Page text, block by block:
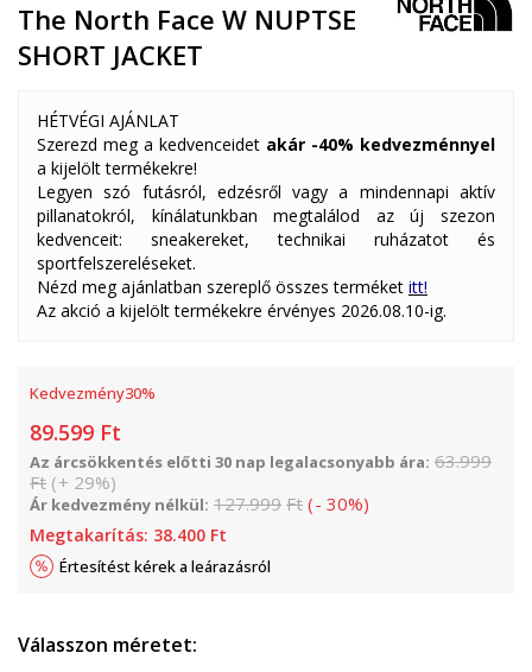
The North Face W NUPTSE
SHORT JACKET
HÉTVÉGI AJÁNLAT
Szerezd meg a kedvenceidet akár -40% kedvezménnyel
a kijelölt termékekre!
Legyen szó futásról, edzésről vagy a mindennapi aktív
pillanatokról, kínálatunkban megtalálod az új szezon
kedvenceit: sneakereket, technikai ruházatot és
sportfelszereléseket.
Nézd meg ajánlatban szereplő összes terméket itt!
Az akció a kijelölt termékekre érvényes 2026.08.10-ig.
Kedvezmény30%
89.599 Ft
Az árcsökkentés előtti 30 nap legalacsonyabb ára: 63.999
Ft (+ 29%)
Ár kedvezmény nélkül: 127.999 Ft (- 30%)
Megtakarítás: 38.400 Ft
Értesítést kérek a leárazásról
Válasszon méretet: